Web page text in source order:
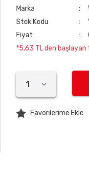
Marka
Stok Kodu
Fiyat
*5,63 TL den başlayan